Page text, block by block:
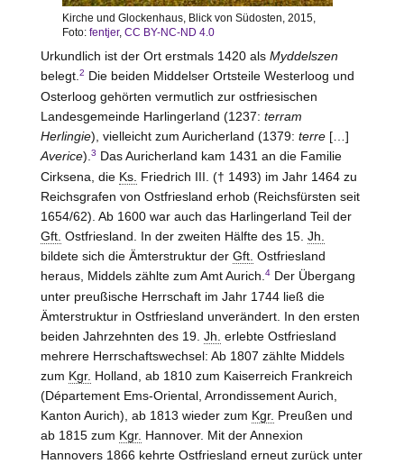
Kirche und Glockenhaus, Blick von Südosten, 2015,
Foto: fentjer, CC BY-NC-ND 4.0
Urkundlich ist der Ort erstmals 1420 als Myddelszen
belegt.2 Die beiden Middelser Ortsteile Westerloog und
Osterloog gehörten vermutlich zur ostfriesischen
Landesgemeinde Harlingerland (1237: terram
Herlingie), vielleicht zum Auricherland (1379: terre […]
Averice).3 Das Auricherland kam 1431 an die Familie
Cirksena, die Ks. Friedrich III. († 1493) im Jahr 1464 zu
Reichsgrafen von Ostfriesland erhob (Reichsfürsten seit
1654/62). Ab 1600 war auch das Harlingerland Teil der
Gft. Ostfriesland. In der zweiten Hälfte des 15. Jh.
bildete sich die Ämterstruktur der Gft. Ostfriesland
heraus, Middels zählte zum AmtAurich.4Der Übergang
unter preußische Herrschaft im Jahr 1744 ließ die
Ämterstruktur in Ostfriesland unverändert. In den ersten
beiden Jahrzehnten des 19. Jh. erlebte Ostfriesland
mehrere Herrschaftswechsel: Ab 1807 zählte Middels
zum Kgr. Holland, ab 1810 zum Kaiserreich Frankreich
(Département Ems-Oriental, ArrondissementAurich,
Kanton Aurich), ab 1813 wieder zum Kgr. Preußen und
ab 1815 zum Kgr. Hannover. Mit der Annexion
Hannovers 1866 kehrte Ostfriesland erneut zurück unter